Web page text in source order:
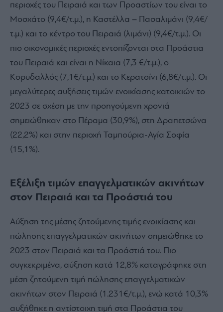
περιοχές του Πειραιά και των Προαστίων του είναι το
Μοσχάτο (9,4€/τ.μ.), η Καστέλλα – Πασαλιμάνι (9,4€/
τ.μ.) και το κέντρο του Πειραιά (λιμάνι) (9,4€/τ.μ.). Οι
πιο οικονομικές περιοχές εντοπίζονται στα Προάστια
του Πειραιά και είναι η Νίκαια (7,3 €/τ.μ.), ο
Κορυδαλλός (7,1€/τ.μ.) και το Κερατσίνι (6,8€/τ.μ.). Οι
μεγαλύτερες αυξήσεις τιμών ενοικίασης κατοικιών το
2023 σε σχέση με την προηγούμενη χρονιά
σημειώθηκαν στο Πέραμα (30,9%), στη Δραπετσώνα
(22,2%) και στην περιοχή Ταμπούρια-Αγία Σοφία
(15,1%).
Εξέλιξη τιμών επαγγελματικών ακινήτων
στον Πειραιά και τα Προάστιά του
Αύξηση της μέσης ζητούμενης τιμής ενοικίασης και
πώλησης επαγγελματικών ακινήτων σημειώθηκε το
2023 στον Πειραιά και τα Προάστιά του. Πιο
συγκεκριμένα, αύξηση κατά 12,8% καταγράφηκε στη
μέση ζητούμενη τιμή πώλησης επαγγελματικών
ακινήτων στον Πειραιά (1.231€/τ.μ.), ενώ κατά 10,3%
αυξήθηκε η αντίστοιχη τιμή στα Προάστια του